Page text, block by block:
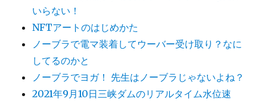
いらない！
NFTアートのはじめかた
ノーブラで電マ装着してウーバー受け取り？なに
してるのかと
ノーブラでヨガ！ 先生はノーブラじゃないよね？
2021年9月10日三峡ダムのリアルタイム水位速